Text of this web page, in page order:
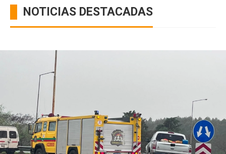
NOTICIAS DESTACADAS